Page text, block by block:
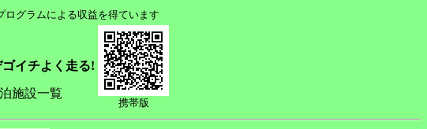
ログラムによる収益を得ています
イチよく走る!
施設一覧
携帯版